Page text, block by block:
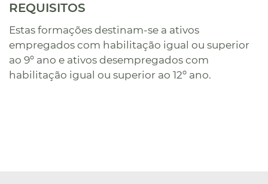
REQUISITOS
Estas formações destinam-se a ativos
empregados com habilitação igual ou superior
ao 9º ano e ativos desempregados com
habilitação igual ou superior ao 12º ano.